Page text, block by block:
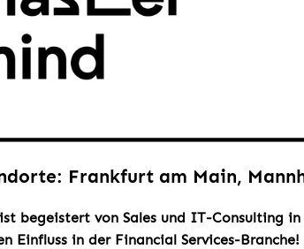
Frankfurt am Main,
begeistert von Sales und IT-Consulting
Einfluss in der Financial Services-